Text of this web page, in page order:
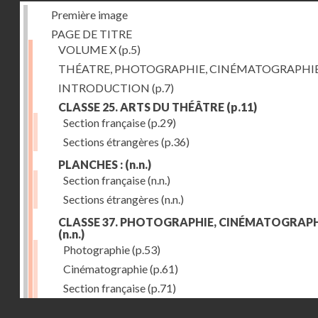
Première image
PAGE DE TITRE
VOLUME X(p.5)
THÉATRE, PHOTOGRAPHIE,
INTRODUCTION (p.7)
CLASSE 25. ARTS DU THÉÂTRE (p.11)
Section française(p.29)
Sections étrangères (p.36)
PLANCHES : (n.n.)
Section française(n.n.)
Sections étrangères (n.n.)
CLASSE 37. PHOTOGRAPHIE,
(n.n.)
Photographie(p.53)
Cinématographie(p.61)
Section française(p.71)